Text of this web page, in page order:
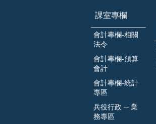
課室專欄
會計專欄-相關
法令
會計專欄-預算
會計
會計專欄-統計
專區
兵役行政 ─ 業
務專區